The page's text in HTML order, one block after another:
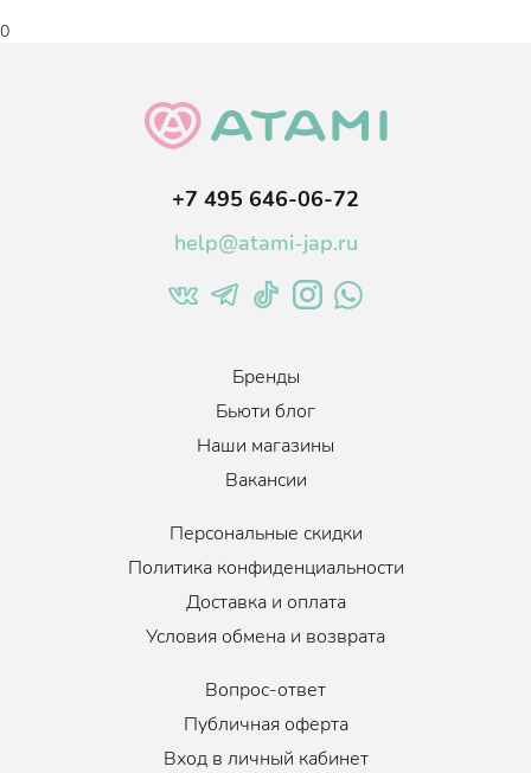
0
+7 495 646-06-72
help@atami-jap.ru
Бренды
Бьюти блог
Наши магазины
Вакансии
Персональные скидки
Политика конфиденциальности
Доставка и оплата
Условия обмена и возврата
Вопрос-ответ
Публичная оферта
Вход в личный кабинет